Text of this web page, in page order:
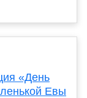
«День
Евы